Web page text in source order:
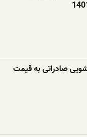
صادراتی به قیمت